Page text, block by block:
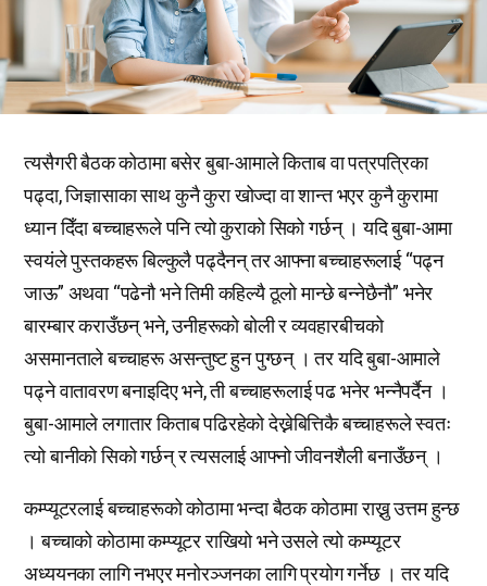
त्यसैगरी बैठक कोठामा बसेर बुबा-आमाले किताब वा पत्रपत्रिका
पढ्दा, जिज्ञासाका साथ कुनै कुरा खोज्दा वा शान्त भएर कुनै कुरामा
ध्यान दिँदा बच्चाहरूले पनि त्यो कुराको सिको गर्छन् । यदि बुबा-आमा
स्वयंले पुस्तकहरू बिल्कुलै पढ्दैनन् तर आफ्ना बच्चाहरूलाई “पढ्न
जाऊ” अथवा “पढेनौ भने तिमी कहिल्यै ठूलो मान्छे बन्नेछैनौ” भनेर
बारम्बार कराउँछन् भने, उनीहरूको बोली र व्यवहारबीचको
असमानताले बच्चाहरू असन्तुष्ट हुन पुग्छन् । तर यदि बुबा-आमाले
पढ्ने वातावरण बनाइदिए भने, ती बच्चाहरूलाई पढ भनेर भन्नैपर्दैन ।
बुबा-आमाले लगातार किताब पढिरहेको देख्नेबित्तिकै बच्चाहरूले स्वतः
त्यो बानीको सिको गर्छन् र त्यसलाई आफ्नो जीवनशैली बनाउँछन् ।
कम्प्यूटरलाई बच्चाहरूको कोठामा भन्दा बैठक कोठामा राख्नु उत्तम हुन्छ
। बच्चाको कोठामा कम्प्यूटर राखियो भने उसले त्यो कम्प्यूटर
अध्ययनका लागि नभएर मनोरञ्जनका लागि प्रयोग गर्नेछ । तर यदि